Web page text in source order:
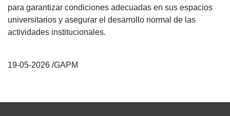
para garantizar condiciones adecuadas en sus espacios
universitarios y asegurar el desarrollo normal de las
actividades institucionales.
19-05-2026 /GAPM